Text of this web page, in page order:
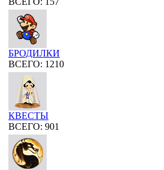
БРОДИЛКИ
ВСЕГО: 1210
КВЕСТЫ
ВСЕГО: 901